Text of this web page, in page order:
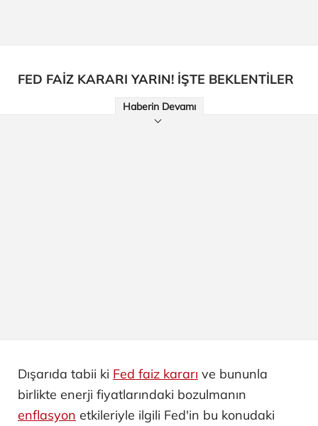
FED FAİZ KARARI YARIN! İŞTE BEKLENTİLER
Haberin Devamı
Dışarıda tabii ki Fed faiz kararı ve bununla
birlikte enerji fiyatlarındaki bozulmanın
enflasyon etkileriyle ilgili Fed'in bu konudaki